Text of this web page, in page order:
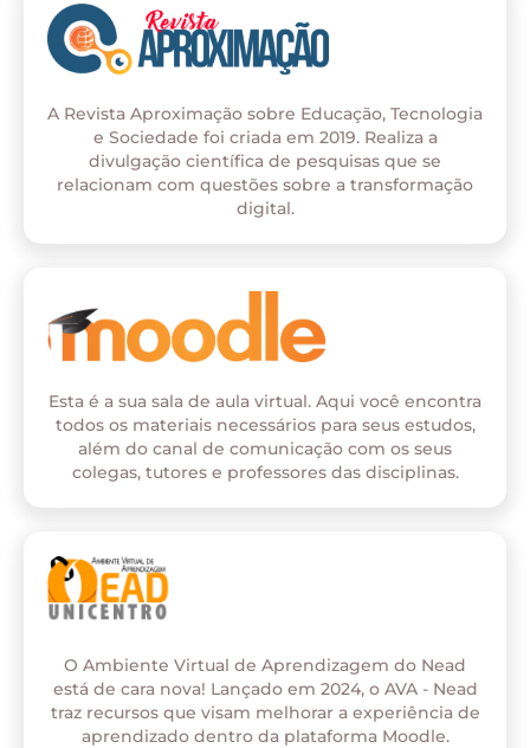
A Revista Aproximação sobre Educação, Tecnologia
e Sociedade foi criada em 2019. Realiza a
divulgação científica de pesquisas que se
relacionam com questões sobre a transformação
digital.
Esta é a sua sala de aula virtual. Aqui você encontra
todos os materiais necessários para seus estudos,
além do canal de comunicação com os seus
colegas, tutores e professores das disciplinas.
O Ambiente Virtual de Aprendizagem do Nead
está de cara nova! Lançado em 2024, o AVA - Nead
traz recursos que visam melhorar a experiência de
aprendizado dentro da plataforma Moodle.